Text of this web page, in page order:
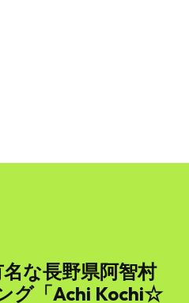
な長野県阿智村
グ「Achi Kochi☆